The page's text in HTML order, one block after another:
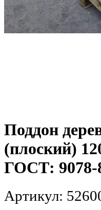
Поддон
(плоский)
ГОСТ: 9078-
Артикул: